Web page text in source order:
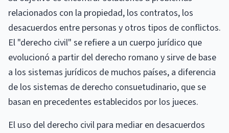
relacionados con la propiedad, los contratos, los
desacuerdos entre personas y otros tipos de conflictos.
El "derecho civil" se refiere a un cuerpo jurídico que
evolucionó a partir del derecho romano y sirve de base
a los sistemas jurídicos de muchos países, a diferencia
de los sistemas de derecho consuetudinario, que se
basan en precedentes establecidos por los jueces.
El uso del derecho civil para mediar en desacuerdos